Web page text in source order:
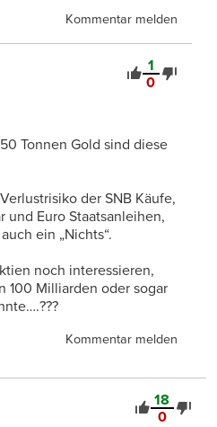
Kommentar melden
1
0
Tonnen Gold sind diese
der SNB Käufe,
und Euro Staatsanleihen,
ein „Nichts“.
noch interessieren,
100 Milliarden oder sogar
Kommentar melden
18
0